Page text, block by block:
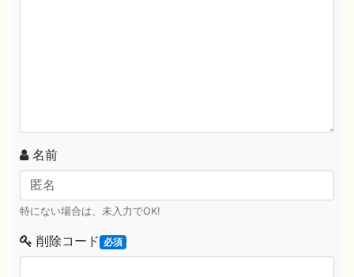
名前
特にない場合は、未入力でOK!
削除コード 必須